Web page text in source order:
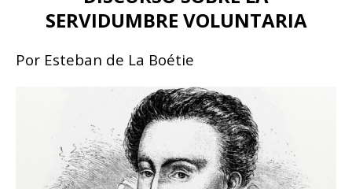
SERVIDUMBRE VOLUNTARIA
Por Esteban de La Boétie